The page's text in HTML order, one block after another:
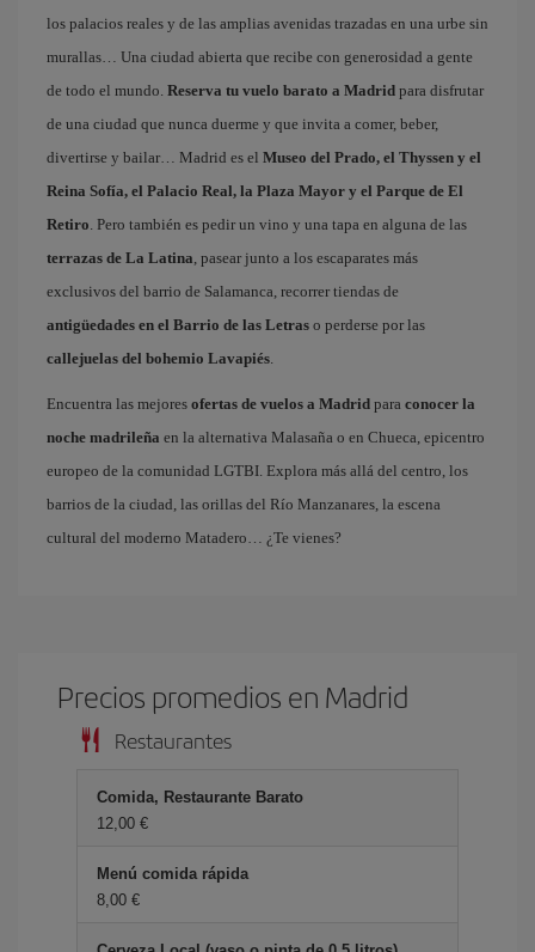
los palacios reales y de las amplias avenidas trazadas en una urbe sin
murallas… Una ciudad abierta que recibe con generosidad a gente
de todo el mundo. Reserva tu vuelo barato a Madrid para disfrutar
de una ciudad que nunca duerme y que invita a comer, beber,
divertirse y bailar… Madrid es el Museo del Prado, el Thyssen y el
Reina Sofía, el Palacio Real, la Plaza Mayor y el Parque de El
Retiro. Pero también es pedir un vino y una tapa en alguna de las
terrazas de La Latina, pasear junto a los escaparates más
exclusivos del barrio de Salamanca, recorrer tiendas de
antigüedades en el Barrio de las Letras o perderse por las
callejuelas del bohemio Lavapiés.
Encuentra las mejores ofertas de vuelos a Madrid para conocer la
noche madrileña en la alternativa Malasaña o en Chueca, epicentro
europeo de la comunidad LGTBI. Explora más allá del centro, los
barrios de la ciudad, las orillas del Río Manzanares, la escena
cultural del moderno Matadero… ¿Te vienes?
Precios promedios en Madrid
Restaurantes
Comida, Restaurante Barato
12,00 €
Menú comida rápida
8,00 €